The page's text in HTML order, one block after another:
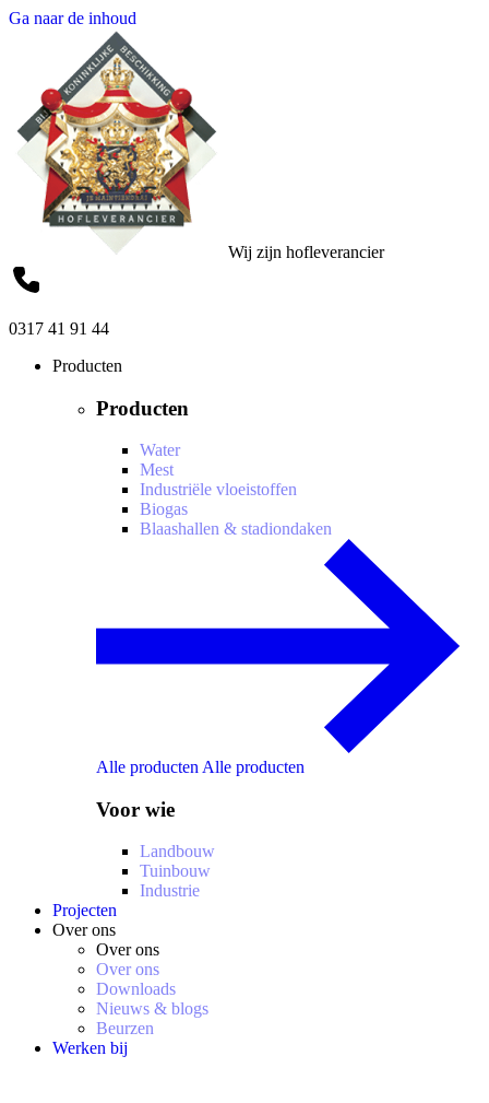
Ga naar de inhoud
Wij zijn hofleverancier
0317 41 91 44
Producten
Producten
Water
Mest
Industriële vloeistoffen
Biogas
Blaashallen & stadiondaken
Alle producten Alle producten
Voor wie
Landbouw
Tuinbouw
Industrie
Projecten
Over ons
Over ons
Over ons
Downloads
Nieuws & blogs
Beurzen
Werken bij